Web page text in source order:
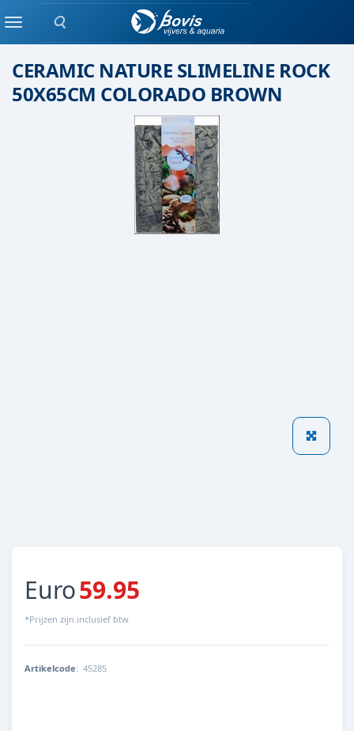
Zoeken
MenuACHTERWAND
CERAMIC NATURE SLIMELINE ROCK
50X65CM COLORADO BROWN
Euro59.95
*Prijzen zijn inclusief btw
Artikelcode: 45285